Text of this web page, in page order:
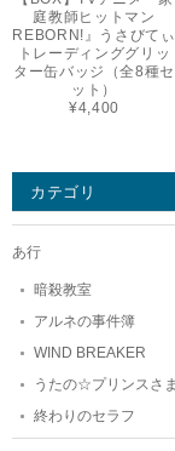
庭教師ヒットマン
REBORN!』うさびてぃ
トレーディンググリッ
ター缶バッジ（全8種セ
ット）
¥4,400
カテゴリ
あ行
暗殺教室
アルネの事件簿
WIND BREAKER
うたの☆プリンスさ
終わりのセラフ